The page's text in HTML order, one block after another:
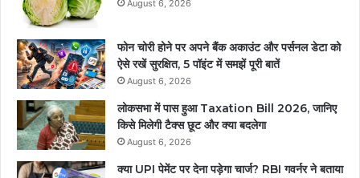
August 6, 2026
फोन चोरी होने पर अपने बैंक अकाउंट और पर्सनल डेटा को
ऐसे रखें सुरक्षित, 5 पॉइंट में समझें पूरी बातें
August 6, 2026
लोकसभा में पास हुआ Taxation Bill 2026, जानिए
किसे मिलेगी टैक्स छूट और क्या बदलेगा
August 6, 2026
क्या UPI पेमेंट पर देना पड़ेगा चार्ज? RBI गवर्नर ने बताया